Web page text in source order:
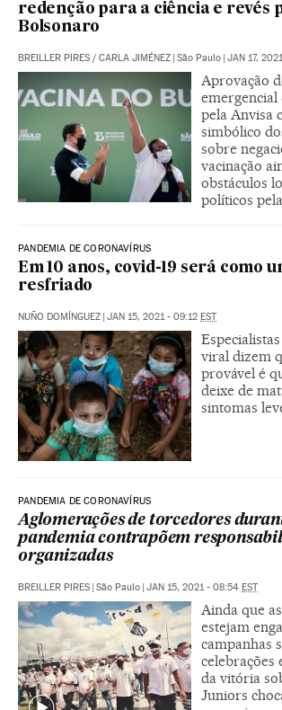
redenção para a ciência e revés
Bolsonaro
BREILLER PIRES / CARLA JIMÉNEZ | São Paulo | JAN 17,
Aprovação
emergencial
pela Anvisa
simbólico
sobre
vacinação
obstáculos
políticos
PANDEMIA DE CORONAVÍRUS
Em 10 anos, covid-19 será como
resfriado
NUÑO DOMÍNGUEZ | JAN 15, 2021 - 09:12 EST
viral dizem
provável é
deixe de
sintomas
PANDEMIA DE CORONAVÍRUS
Aglomerações de torcedores
pandemia contrapõem
organizadas
BREILLER PIRES | São Paulo | JAN 15, 2021 - 08:54 EST
Ainda que
estejam
campanhas
celebrações
da vitória
Juniors